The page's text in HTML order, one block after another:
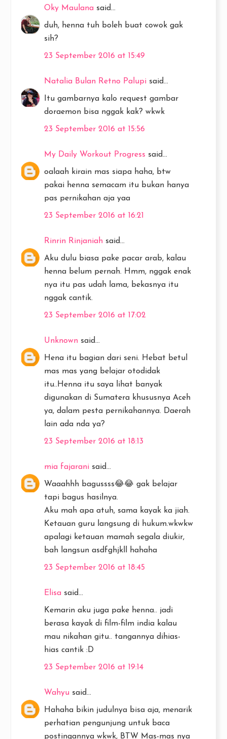
Oky Maulana said...
duh, henna tuh boleh buat cowok gak
sih?
23 September 2016 at 15:49
Natalia Bulan Retno Palupi said...
Itu gambarnya kalo request gambar
doraemon bisa nggak kak? wkwk
23 September 2016 at 15:56
My Daily Workout Progress said...
oalaah kirain mas siapa haha, btw
pakai henna semacam itu bukan hanya
pas pernikahan aja yaa
23 September 2016 at 16:21
Rinrin Rinjaniah said...
Aku dulu biasa pake pacar arab, kalau
henna belum pernah. Hmm, nggak enak
nya itu pas udah lama, bekasnya itu
nggak cantik.
23 September 2016 at 17:02
Unknown said...
Hena itu bagian dari seni. Hebat betul
mas mas yang belajar otodidak
itu..Henna itu saya lihat banyak
digunakan di Sumatera khususnya Aceh
ya, dalam pesta pernikahannya. Daerah
lain ada nda ya?
23 September 2016 at 18:13
mia fajarani said...
Waaahhh bagussss😂😂 gak belajar
tapi bagus hasilnya.
Aku mah apa atuh, sama kayak ka jiah.
Ketauan guru langsung di hukum.wkwkw
apalagi ketauan mamah segala diukir,
bah langsun asdfghjkll hahaha
23 September 2016 at 18:45
Elisa said...
Kemarin aku juga pake henna.. jadi
berasa kayak di film-film india kalau
mau nikahan gitu.. tangannya dihias-
hias cantik :D
23 September 2016 at 19:14
Wahyu said...
Hahaha bikin judulnya bisa aja, menarik
perhatian pengunjung untuk baca
postingannya wkwk, BTW Mas-mas nya